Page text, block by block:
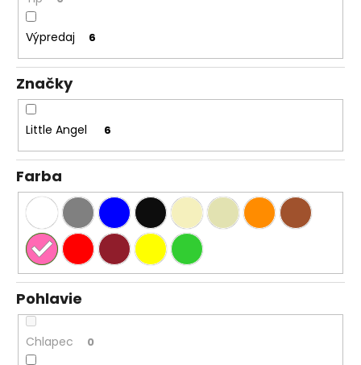
Výpredaj 6
Značky
Little Angel 6
Farba
Pohlavie
Chlapec 0